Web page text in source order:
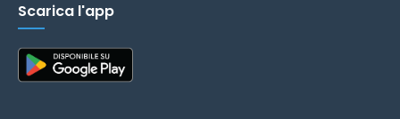
Scarica l'app